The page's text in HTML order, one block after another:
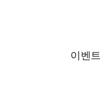
이벤트